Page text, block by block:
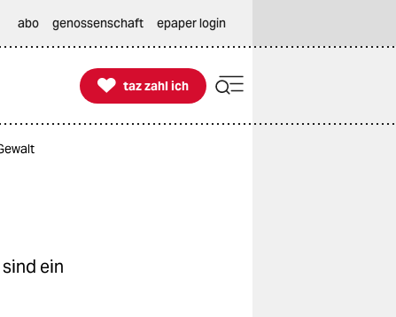
abo genossenschaft epaper login

taz zahl ich
taz zahl ich
ein